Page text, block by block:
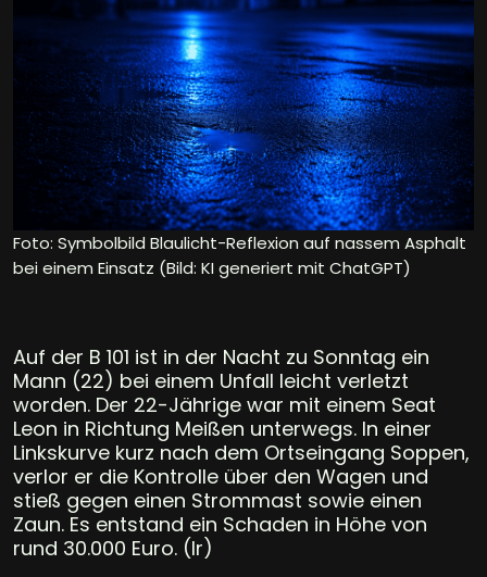
Foto: Symbolbild Blaulicht-Reflexion auf nassem Asphalt
bei einem Einsatz (Bild: KI generiert mit ChatGPT)
Auf der B 101 ist in der Nacht zu Sonntag ein
Mann (22) bei einem Unfall leicht verletzt
worden. Der 22-Jährige war mit einem Seat
Leon in Richtung Meißen unterwegs. In einer
Linkskurve kurz nach dem Ortseingang Soppen,
verlor er die Kontrolle über den Wagen und
stieß gegen einen Strommast sowie einen
Zaun. Es entstand ein Schaden in Höhe von
rund 30.000 Euro. (lr)